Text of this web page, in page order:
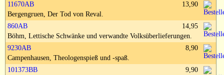
Versand&Zahlung
Impressum
11670AB
Bergengruen, Der Tod von Reval.
13,90
860AB
Böhm, Lettische Schwänke und verwandte Volksüberlieferungen.
14,95
9230AB
Campenhausen, Theologenspieß und -spaß.
8,90
101373BB
9,90